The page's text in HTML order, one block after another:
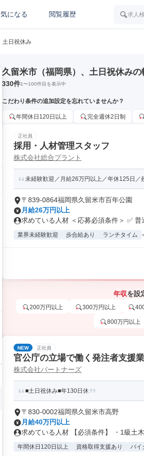
気になる 閲覧履歴 求人
土日祝休み
久留米市（福岡県）、土日祝休み
330件1〜100件目を表示中
こだわり条件の追加設定を忘れていませんか？
年間休日120日以上 完全週休2日制
正社員
採用・人材管理スタッフ
株式会社総合プラント
未経験歓迎／月給26万円以上／年休125日／
〒839-0864福岡県久留米市百年公園
月給26万円以上
求めている人材 ＜応募必須条件＞ ✅ 普
業界未経験歓迎 歩合給あり ランチタイム
年収を設
200万円以上 300万円以上
800万円以上
NEW 正社員
官公庁の立場で働く発注者支援
株式会社パートナーズ
■土日祝休み■年130日休
〒830-0002福岡県久留米市高野
月給40万円以上
求めている人材 【必須条件】 ・1級土
年間休日120日以上 資格取得支援あり バイ